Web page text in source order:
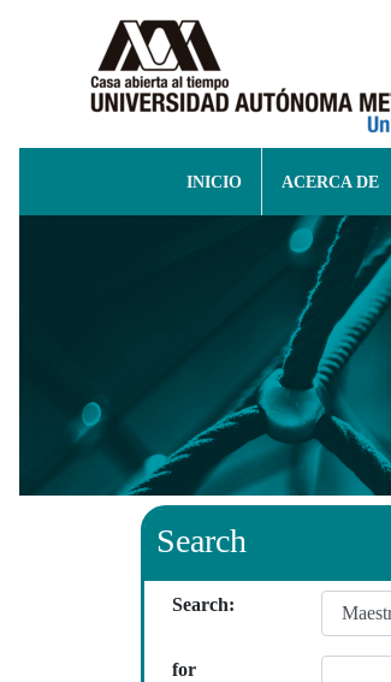
INICIO ACERCA DE
Search
Search:
for